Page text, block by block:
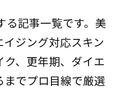
る記事一覧です。美
イジング対応スキン
、更年期、ダイエ
までプロ目線で厳選